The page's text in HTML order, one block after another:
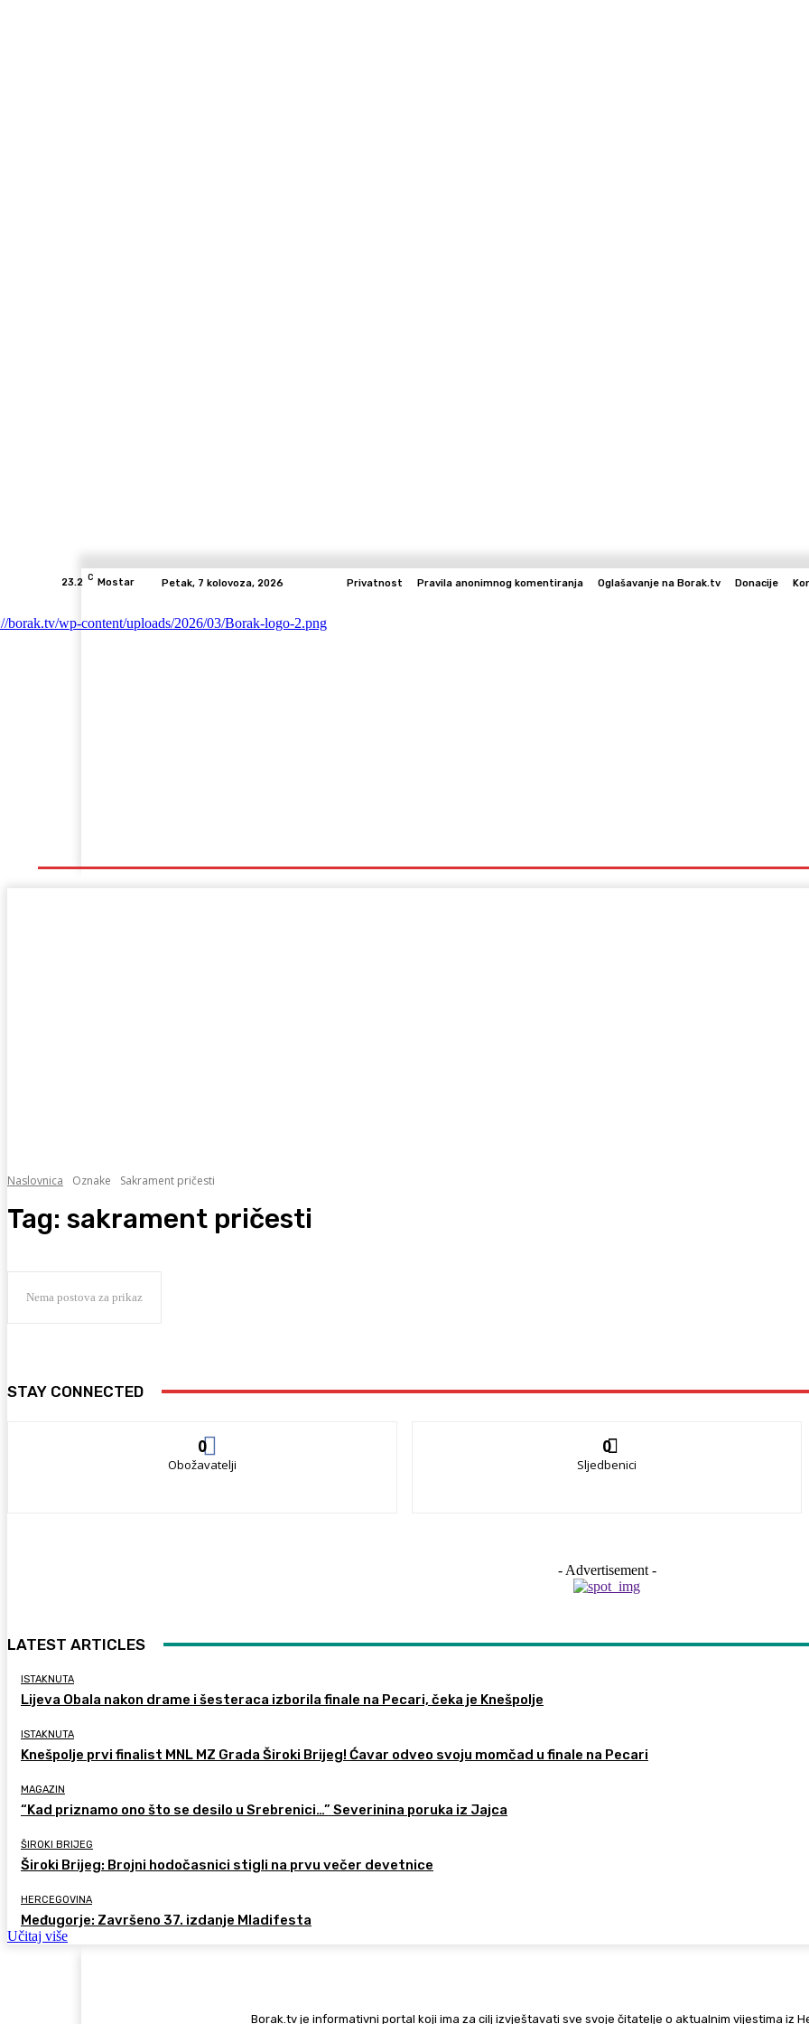
23.2 C Mostar Petak, 7 kolovoza, 2026 Privatnost Pravila anonimnog komentiranja Oglašavanje na Borak.tv Donacije
Naslovnica Oznake Sakrament pričesti
Tag: sakrament pričesti
Nema postova za prikaz
STAY CONNECTED
0
Obožavatelji
0
Sljedbenici
- Advertisement -
LATEST ARTICLES
ISTAKNUTA
Lijeva Obala nakon drame i šesteraca izborila finale na Pecari, čeka je Knešpolje
ISTAKNUTA
Knešpolje prvi finalist MNL MZ Grada Široki Brijeg! Ćavar odveo svoju momčad u finale na Pecari
MAGAZIN
“Kad priznamo ono što se desilo u Srebrenici…” Severinina poruka iz Jajca
ŠIROKI BRIJEG
Široki Brijeg: Brojni hodočasnici stigli na prvu večer devetnice
HERCEGOVINA
Međugorje: Završeno 37. izdanje Mladifesta
Učitaj više
Borak.tv je informativni portal koji ima za cilj izvještavati sve svoje čitatelje o aktualnim vijestima iz